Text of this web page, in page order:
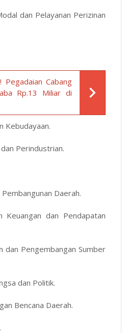
dan Pelayanan Perizinan
Pegadaian Cabang
Rp.13 Miliar di
Kebudayaan.
Perindustrian.
Daerah.
Keuangan dan Pendapatan
dan Pengembangan Sumber
dan Politik.
Bencana Daerah.